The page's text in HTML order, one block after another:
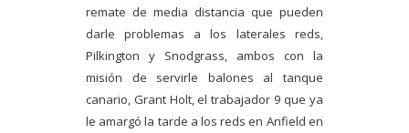
remate de media distancia que pueden
darle problemas a los laterales reds,
Pilkington y Snodgrass, ambos con la
misión de servirle balones al tanque
canario, Grant Holt, el trabajador 9 que ya
le amargó la tarde a los reds en Anfield en